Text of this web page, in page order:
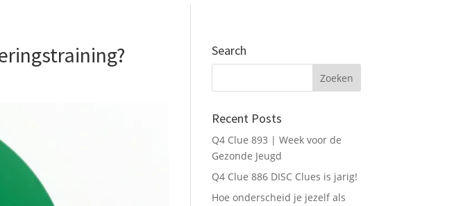
Search
Recent Posts
Q4 Clue 893 | Week voor de
Gezonde Jeugd
Q4 Clue 886 DISC Clues is jarig!
Hoe onderscheid je jezelf als